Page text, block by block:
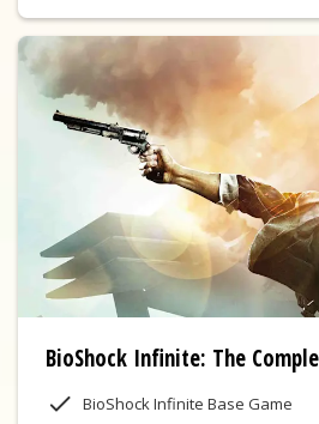
BioShock Infinite: The
BioShock Infinite Base Game